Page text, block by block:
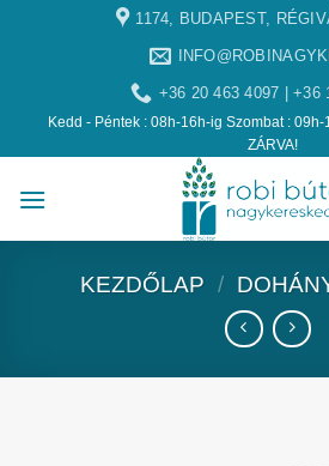
1174, BUDAPEST,
+36 20 463 4097 | +36
Kedd - Péntek : 08h-16h-ig Szombat :
ZÁRVA!
KEZDŐLAP /